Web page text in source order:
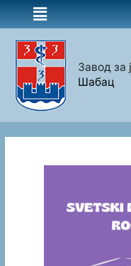
Завод за
Шабац